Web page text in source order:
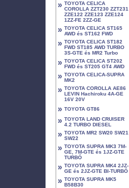
» TOYOTA CELICA
COROLLA ZZT230 ZZT231
ZZE122 ZZE123 ZZE124
1ZZ-FE 2ZZ-GE
» TOYOTA CELICA ST165
AWD és ST162 FWD
» TOYOTA CELICA ST182
FWD ST185 AWD TURBO
3S-GTE és MR2 Turbo
» TOYOTA CELICA ST202
FWD és ST205 GT4 AWD
» TOYOTA CELICA-SUPRA
MK2
» TOYOTA COROLLA AE86
LEVIN Hachiroku 4A-GE
16V 20V
» TOYOTA GT86
» TOYOTA LAND CRUISER
4.2 TURBO DIESEL
» TOYOTA MR2 SW20 SW21
SW22
» TOYOTA SUPRA MK3 7M-
GE, 7M-GTE és 1JZ-GTE
TURBÓ
» TOYOTA SUPRA MK4 2JZ-
GE és 2JZ-GTE BI-TURBÓ
» TOYOTA SUPRA MK5
B58B30